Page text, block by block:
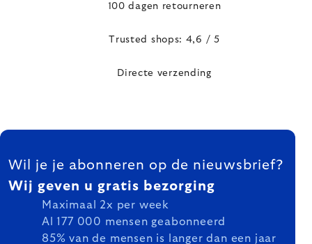
100 dagen retourneren
Trusted shops: 4,6 / 5
Directe verzending
FOOTER
Wil je je abonneren op de nieuwsbrief?
Wij geven u gratis bezorging
Maximaal 2x per week
Al 177 000 mensen geabonneerd
85% van de mensen is langer dan een jaar